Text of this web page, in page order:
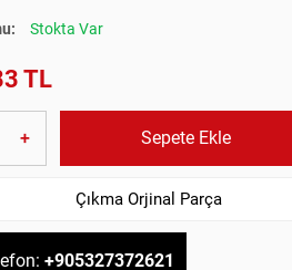
Stokta Var
TL
+ Sepete Ekle
Çıkma Orjinal Parça
+905327372621